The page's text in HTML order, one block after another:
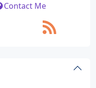
Contact Me